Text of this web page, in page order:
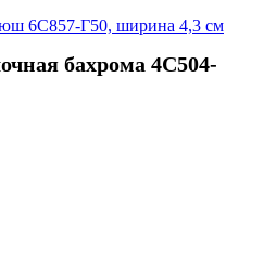
6С857-Г50, ширина 4,3 см
бахрома 4С504-